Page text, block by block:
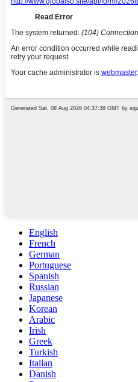
English
French
German
Portuguese
Spanish
Russian
Japanese
Korean
Arabic
Irish
Greek
Turkish
Italian
Danish